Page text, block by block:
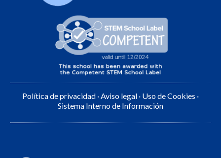
Política de privacidad ·Aviso legal · Uso de Cookies ·
Sistema Interno de Información